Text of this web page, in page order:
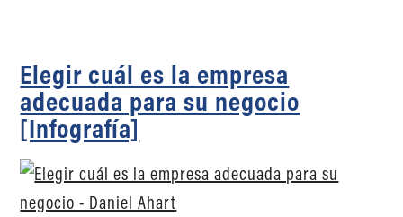
Elegir cuál es la empresa
adecuada para su negocio
[Infografía]